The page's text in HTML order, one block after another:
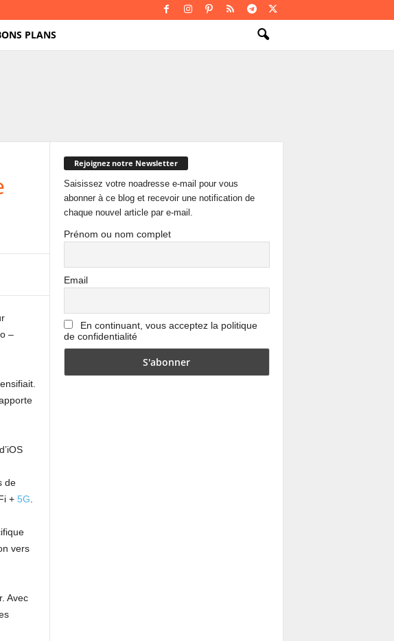
PLANS
–
de
+ 5G
vers
Avec
Rejoignez notre Newsletter
Saisissez votre noadresse e-mail pour vous
abonner à ce blog et recevoir une notification de
chaque nouvel article par e-mail.
Prénom ou nom complet
Email
En continuant, vous acceptez la politique
de confidentialité